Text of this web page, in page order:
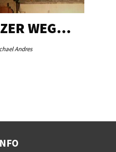
WEG…
Andres